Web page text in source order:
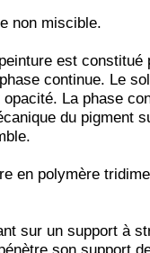
non miscible.
est constitué
continue. Le
La phase
du pigment
en polymère
sur un support à
son support